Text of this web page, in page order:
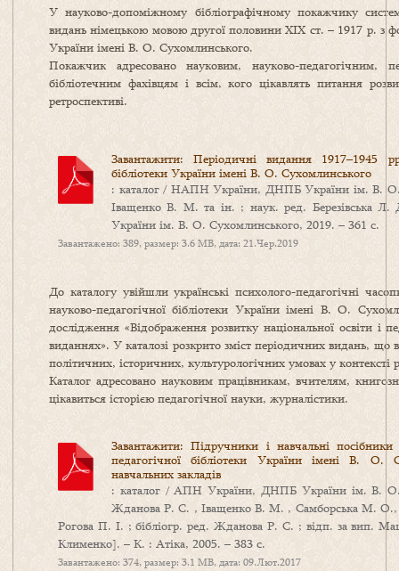
У науково-допоміжному бібліографічному покажчику
видань німецькою мовою другої половини ХІХ ст. – 1917 р. з
України імені В. О. Сухомлинського.
Покажчик адресовано науковим, науково-педагогічним,
бібліотечним фахівцям і всім, кого цікавлять питання
ретроспективі.
Завантажити: Періодичні видання 1917–1945
бібліотеки України імені В. О. Сухомлинського
: каталог / НАПН України, ДНПБ України ім. В.
Іващенко В. М. та ін. ; наук. ред. Березівська
України ім. В. О. Сухомлинського, 2019. – 361 с.
Завантажено: 389, размер: 3.6 MB, дата: 21.Чер.2019
До каталогу увійшли українські психолого-педагогічні
науково-педагогічної бібліотеки України імені В. О.
дослідження «Відображення розвитку національної освіти і
виданнях». У каталозі розкрито зміст періодичних видань, що
політичних, історичних, культурологічних умовах у контексті
Каталог адресовано науковим працівникам, вчителям,
цікавиться історією педагогічної науки, журналістики.
Завантажити: Підручники і навчальні
педагогічної бібліотеки України імені В. О.
навчальних закладів
: каталог / АПН України, ДНПБ України ім. В.
Жданова Р. С. , Іващенко В. М. , Самборська М. О.,
Рогова П. І. ; бібліогр. ред. Жданова Р. С. ; відп. за вип.
Клименко]. – К. : Атіка, 2005. – 383 с.
Завантажено: 374, размер: 3.1 MB, дата: 09.Лют.2017